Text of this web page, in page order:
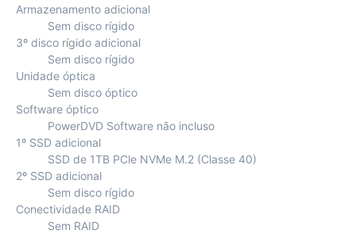
Armazenamento adicional
Sem disco rígido
3º disco rígido adicional
Sem disco rígido
Unidade óptica
Sem disco óptico
Software óptico
PowerDVD Software não incluso
1º SSD adicional
SSD de 1TB PCle NVMe M.2 (Classe 40)
2º SSD adicional
Sem disco rígido
Conectividade RAID
Sem RAID